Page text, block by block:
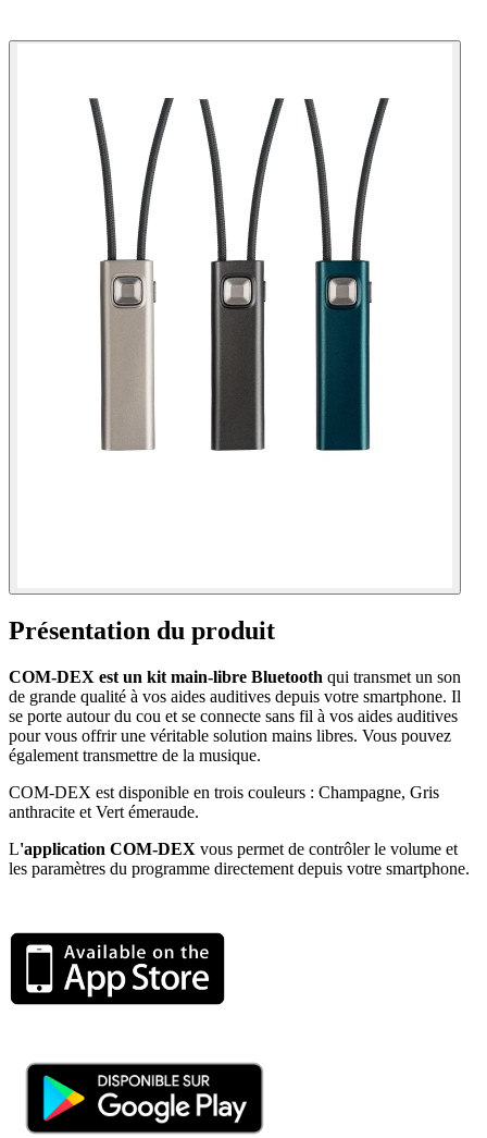
Présentation du produit
COM-DEX est un kit main-libre Bluetooth qui transmet un son
de grande qualité à vos aides auditives depuis votre smartphone. Il
se porte autour du cou et se connecte sans fil à vos aides auditives
pour vous offrir une véritable solution mains libres. Vous pouvez
également transmettre de la musique.
COM-DEX est disponible en trois couleurs : Champagne, Gris
anthracite et Vert émeraude.
L'application COM-DEX vous permet de contrôler le volume et
les paramètres du programme directement depuis votre smartphone.